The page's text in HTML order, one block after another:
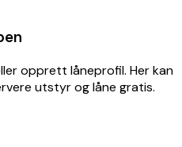
opprett låneprofil. Her kan
utstyr og låne gratis.